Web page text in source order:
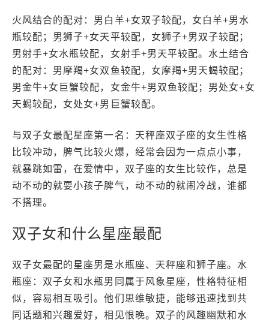
火风结合的配对：男白羊+女双子较配，女白羊+男水
瓶较配；男狮子+女天平较配，女狮子+男双子较配；
男射手+女水瓶较配，女射手+男天平较配。水土结合
的配对：男摩羯+女双鱼较配，女摩羯+男天蝎较配；
男金牛+女巨蟹较配，女金牛+男双鱼较配；男处女+女
天蝎较配，女处女+男巨蟹较配。
与双子女最配星座第一名：天秤座双子座的女生性格
比较冲动，脾气比较火爆，经常会因为一点点小事，
就暴跳如雷，在爱情中，双子座的女生比较作，总是
动不动的就耍小孩子脾气，动不动的就闹冷战，谁都
不搭理。
双子女和什么星座最配
双子女最配的星座男是水瓶座、天秤座和狮子座。水
瓶座：双子女和水瓶男同属于风象星座，性格特征相
似，容易相互吸引。他们思维敏捷，能够迅速找到共
同话题和兴趣爱好，相见恨晚。双子的风趣幽默和水